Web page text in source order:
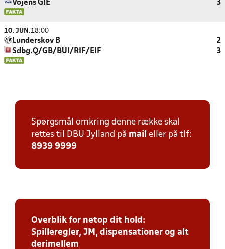
Vojens GIE 3
10. JUN.18:00
Lunderskov B
2
Sdbg.Q/GB/BUI/RIF/EIF
3
Spørgsmål omkring denne række skal
rettes til DBU Jylland på mail eller på tlf:
8939 9999
Overblik for netop dit hold:
Spilleregler, JM, dispensationer og alt
derimellem